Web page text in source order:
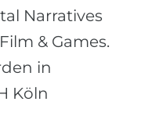
Narratives
& Games.
in
Köln